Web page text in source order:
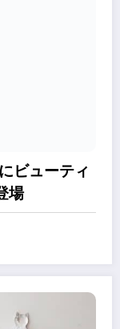
ビューティ
場